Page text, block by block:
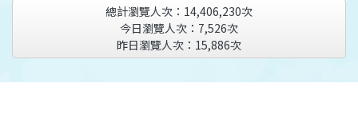
總計瀏覽人次： 14,406,230次
今日瀏覽人次： 7,526次
昨日瀏覽人次： 15,886次